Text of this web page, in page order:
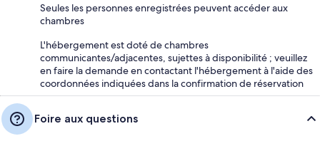
Seules les personnes enregistrées peuvent accéder aux
chambres
L'hébergement est doté de chambres
communicantes/adjacentes, sujettes à disponibilité ; veuillez
en faire la demande en contactant l'hébergement à l'aide des
coordonnées indiquées dans la confirmation de réservation
Foire aux questions